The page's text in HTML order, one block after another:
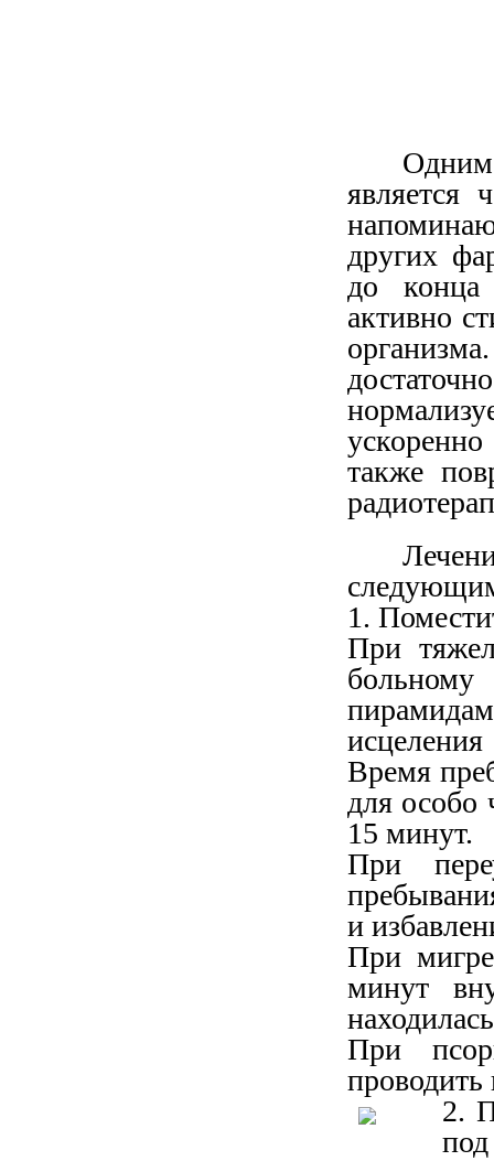
является
других
до конца
активно
также
1.
При
Время
для особо
15 минут.
При
и
При
минут
При
2.